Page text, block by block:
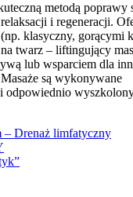
metodą poprawy
i regeneracji.
klasyczny, gorącymi
twarz – liftingujący
lub wsparciem dla
są wykonywane
odpowiednio
Drenaż limfatyczny